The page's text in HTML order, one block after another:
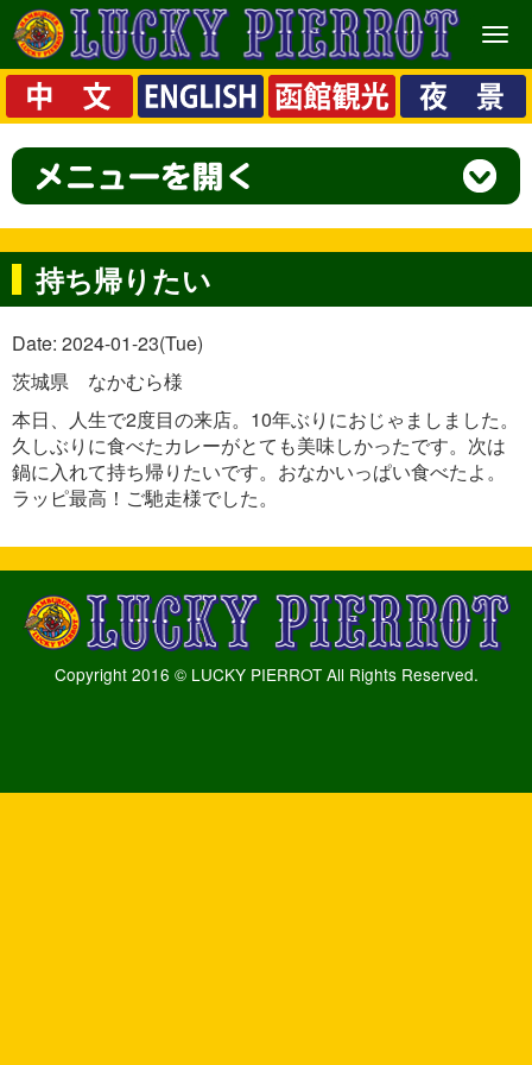
メ
ニ
ュ
ー
持ち帰りたい
Date: 2024-01-23(Tue)
茨城県 なかむら様
本日、人生で2度目の来店。10年ぶりにおじゃましました。
久しぶりに食べたカレーがとても美味しかったです。次は
鍋に入れて持ち帰りたいです。おなかいっぱい食べたよ。
ラッピ最高！ご馳走様でした。
Copyright 2016 © LUCKY PIERROT All Rights Reserved.